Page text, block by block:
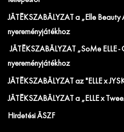
JÁTÉKSZABÁLYZAT a „Elle
nyereményjátékhoz
JÁTÉKSZABÁLYZAT „SoMe ELLE -
nyereményjátékhoz
JÁTÉKSZABÁLYZAT az "ELLE x
JÁTÉKSZABÁLYZAT a „ELLE x
Hirdetési ÁSZF